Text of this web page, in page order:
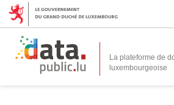
La plateforme de